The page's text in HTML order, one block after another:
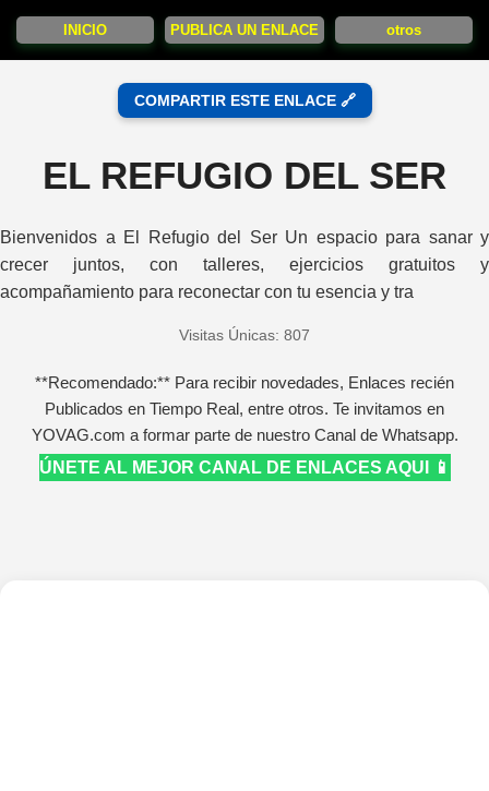
INICIO PUBLICA UN ENLACE otros
COMPARTIR ESTE ENLACE 🔗
EL REFUGIO DEL SER
Bienvenidos a El Refugio del Ser Un espacio para sanar y
crecer juntos, con talleres, ejercicios gratuitos y
acompañamiento para reconectar con tu esencia y tra
Visitas Únicas: 807
**Recomendado:** Para recibir novedades, Enlaces recién
Publicados en Tiempo Real, entre otros. Te invitamos en
YOVAG.com a formar parte de nuestro Canal de Whatsapp.
ÚNETE AL MEJOR CANAL DE ENLACES AQUI 📱